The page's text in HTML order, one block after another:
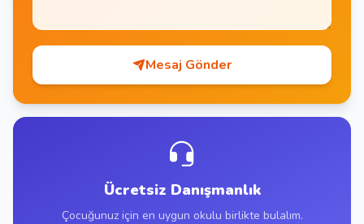
Mesaj Gönder
Ücretsiz Danışmanlık
Çocuğunuz için en uygun okulu birlikte bulalım.